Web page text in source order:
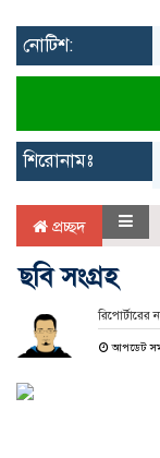
নোটিশ:
শিরোনামঃ
প্রচ্ছদ
ছবি সংগ্রহ
রিপোর্টারের
আপডেট